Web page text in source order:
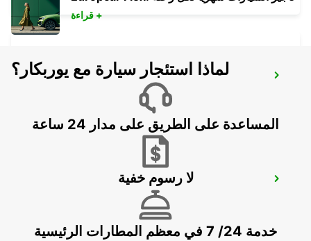
AUGUSTA (SICILY)
SIRACUSA (SICILY)
قراءة +
لماذا استئجار سيارة مع يوربكار؟
المساعدة على الطريق على مدار 24 ساعة
لا رسوم خفية
خدمة 24/ 7 في معظم المطارات الرئيسية